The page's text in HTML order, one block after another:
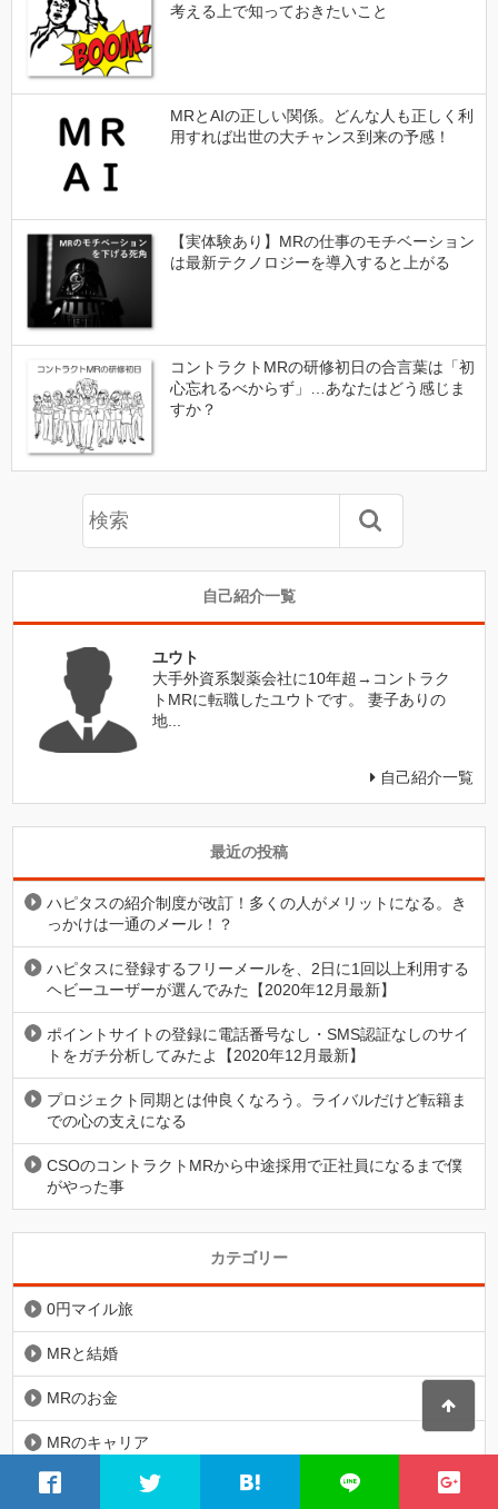
考える上で知っておきたいこと
MRとAIの正しい関係。どんな人も正しく利
用すれば出世の大チャンス到来の予感！
【実体験あり】MRの仕事のモチベーション
は最新テクノロジーを導入すると上がる
コントラクトMRの研修初日の合言葉は「初
心忘れるべからず」…あなたはどう感じま
すか？
自己紹介一覧
ユウト
大手外資系製薬会社に10年超→コントラク
トMRに転職したユウトです。 妻子ありの
地...
自己紹介一覧
最近の投稿
ハピタスの紹介制度が改訂！多くの人がメリットになる。き
っかけは一通のメール！？
ハピタスに登録するフリーメールを、2日に1回以上利用する
ヘビーユーザーが選んでみた【2020年12月最新】
ポイントサイトの登録に電話番号なし・SMS認証なしのサイ
トをガチ分析してみたよ【2020年12月最新】
プロジェクト同期とは仲良くなろう。ライバルだけど転籍ま
での心の支えになる
CSOのコントラクトMRから中途採用で正社員になるまで僕
がやった事
カテゴリー
0円マイル旅
MRと結婚
MRのお金
MRのキャリア
MRのコンプライアンス